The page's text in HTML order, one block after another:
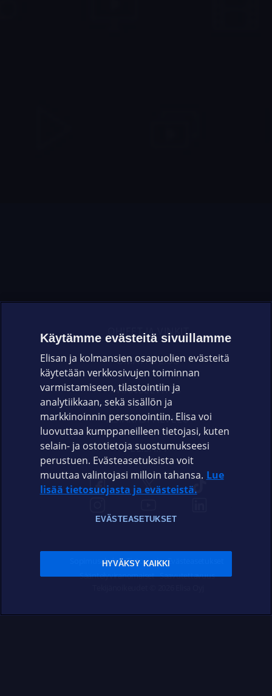
OHJEET JA VINKIT
OMAYHTEISÖ
VIANSELVITYS
ASIAKASPALVELU
ELISA.FI
Sopimusehdot Tietosuoja Evästeasetukset
Sääntelyviranomaiset Saavutettavuus
Käytämme evästeitä sivuillamme
Elisan ja kolmansien osapuolien evästeitä
käytetään verkkosivujen toiminnan
varmistamiseen, tilastointiin ja
analytiikkaan, sekä sisällön ja
markkinoinnin personointiin. Elisa voi
luovuttaa kumppaneilleen tietojasi, kuten
selain- ja ostotietoja suostumukseesi
perustuen. Evästeasetuksista voit
muuttaa valintojasi milloin tahansa. Lue
lisää tietosuojasta ja evästeistä.
EVÄSTEASETUKSET
HYVÄKSY KAIKKI